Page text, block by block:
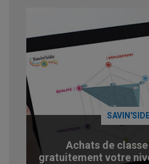
Achats de
gratuitement votre